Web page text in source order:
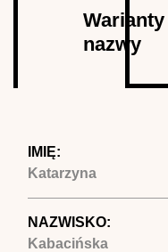
Warianty
nazwy
karta)
IMIĘ:
Katarzyna
NAZWISKO:
Kabacińska